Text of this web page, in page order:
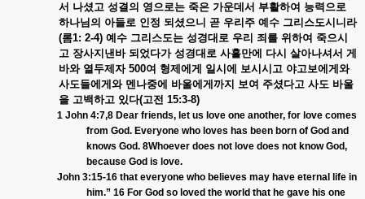
서 나셨고 성결의 영으로는 죽은 가운데서 부활하여 능력으로
하나님의 아들로 인정 되셨으니 곧 우리주 예수 그리스도시니라
(롬1: 2-4) 예수 그리스도는 성경대로 우리 죄를 위하여 죽으시
고 장사지낸바 되었다가 성경대로 사흘만에 다시 살아나셔서 게
바와 열두제자500여 형제에게 일시에 보시시고 야고보에게와
사도들에게와 멘나중에 바울에게까지 보여 주셨다고 사도 바울
을 고백하고 있다(고전 15:3-8)
1 John 4:7,8 Dear friends, let us love one another, for love comes
from God. Everyone who loves has been born of God and
knows God. 8Whoever does not love does not know God,
because God is love.
John 3:15-16 that everyone who believes may have eternal life in
him.” 16 For God so loved the world that he gave his one